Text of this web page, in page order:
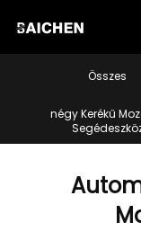
Összes
négy Kerékű